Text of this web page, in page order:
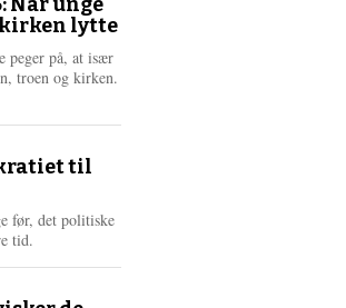
r
e
lytte
peger på, at især
troen og kirken.
til
før, det politiske
tid.